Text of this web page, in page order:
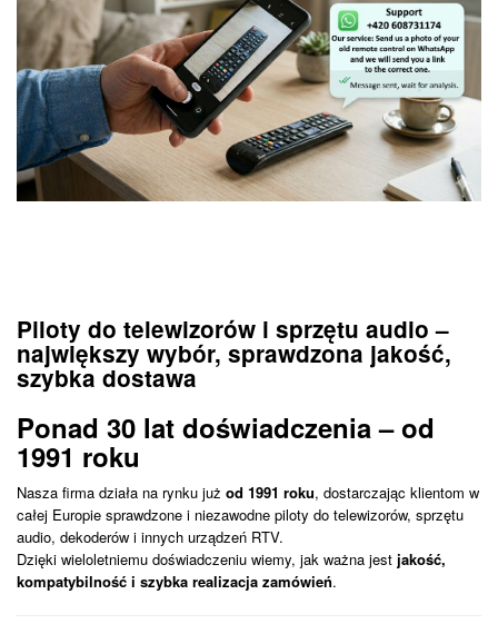
Piloty do telewizorów i sprzętu audio –
największy wybór, sprawdzona jakość,
szybka dostawa
Ponad 30 lat doświadczenia – od
1991 roku
Nasza firma działa na rynku już od 1991 roku, dostarczając klientom w
całej Europie sprawdzone i niezawodne piloty do telewizorów, sprzętu
audio, dekoderów i innych urządzeń RTV.
Dzięki wieloletniemu doświadczeniu wiemy, jak ważna jest jakość,
kompatybilność i szybka realizacja zamówień.